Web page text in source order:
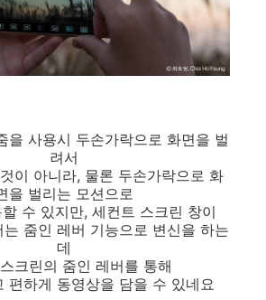
을 사용시 두손가락으로 화면을 벌
려서
이 아니라, 물론 두손가락으로 화
을 벌리는 모션으로
수 있지만, 세컨트 스크린 창이
줌인 레버 기능으로 변신을 하는
데
크린의 줌인 레버를 통해
편하게 동영상을 담을 수 있네요